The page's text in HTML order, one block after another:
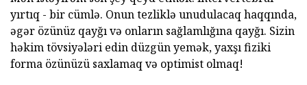
yırtıq - bir cümlə. Onun tezliklə unudulacaq haqqında,
əgər özünüz qayğı və onların sağlamlığına qayğı. Sizin
həkim tövsiyələri edin düzgün yemək, yaxşı fiziki
forma özünüzü saxlamaq və optimist olmaq!